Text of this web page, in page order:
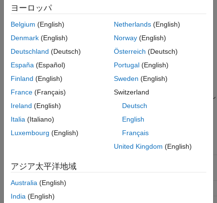
バージョン履歴
参考
設定
executionProfile (既定値) | 有効な MATLAB®変数名
既定の設定:
executionProfile
シミュレーションの実行時に、指定したワークスペース変数が
coder.profile.ExecutionTime
オブジェクトとして生成されま
す。実行プロファイルの表示と解析には、
coder.profile.ExecutionTimeSectionクラスのメソッドを使用し
ます。
設定
デバッグ
トレーサビリティ
ヨーロッパ
Belgium (English)
Denmark (English)
Deutschland (Deutsch)
España (Español)
Finland (English)
France (Français)
Ireland (English)
Italia (Italiano)
Luxembourg (English)
Netherlands(English)
Norway(English)
Österreich (Deutsch)
Portugal(English)
Sweden (English)
Switzerland
Deutsch
English
Français
United Kingdom (English)
アジア太平洋地域
Australia (English)
India (English)